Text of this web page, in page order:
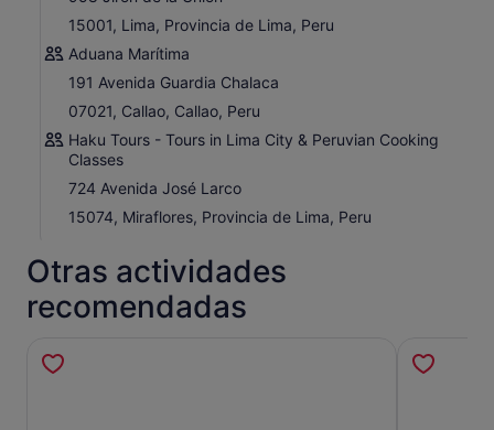
15001, Lima, Provincia de Lima, Peru
Aduana Marítima
191 Avenida Guardia Chalaca
07021, Callao, Callao, Peru
Haku Tours - Tours in Lima City & Peruvian Cooking
Classes
724 Avenida José Larco
15074, Miraflores, Provincia de Lima, Peru
Otras actividades
recomendadas